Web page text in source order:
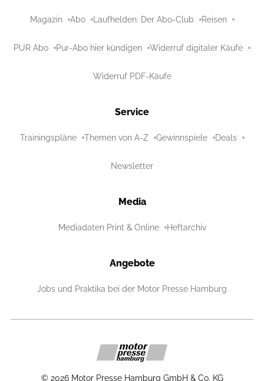
Magazin Abo Laufhelden: Der Abo-Club Reisen
PUR Abo Pur-Abo hier kündigen Widerruf digitaler Käufe
Widerruf PDF-Käufe
Service
Trainingspläne Themen von A-Z Gewinnspiele Deals
Newsletter
Media
Mediadaten Print & Online Heftarchiv
Angebote
Jobs und Praktika bei der Motor Presse Hamburg
© 2026 Motor Presse Hamburg GmbH & Co. KG